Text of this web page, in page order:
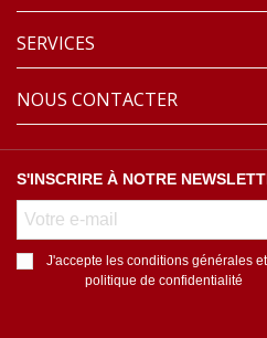
SERVICES
NOUS CONTACTER
S'INSCRIRE À NOTRE
J'accepte les conditions générales
politique de confidentialité